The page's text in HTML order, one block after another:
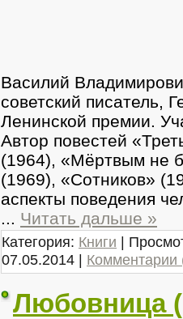
Василий
советский писатель,
Ленинской премии.
Автор повестей
(1964), «Мёртвым не
(1969), «Сотников»
аспекты поведения
... Читать дальше »
Категория: Книги |
07.05.2014 | Комментарии
Любовница